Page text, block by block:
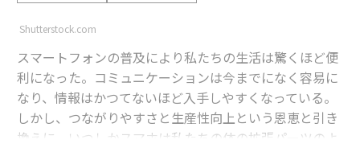
Shutterstock.com
スマートフォンの普及により私たちの生活は驚くほど便
利になった。コミュニケーションは今までになく容易に
なり、情報はかつてないほど入手しやすくなっている。
しかし、つながりやすさと生産性向上という恩恵と引き
換えに、いつしかスマホは私たちの体の拡張パーツのよ